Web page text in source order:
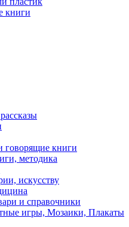
книги
говорящие книги
методика
искусству
и справочники
игры, Мозаики, Плакаты